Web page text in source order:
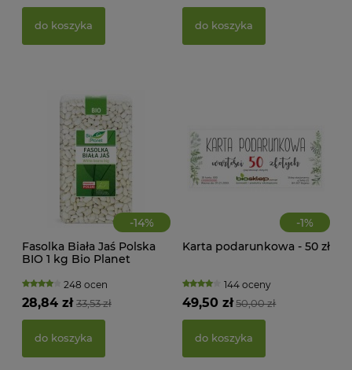
do koszyka do koszyka
-14%
Fasolka Biała Jaś Polska
BIO 1 kg Bio Planet
248 ocen
33,53 zł
28,84 zł
do koszyka
-1%
Karta podarunkowa - 50 zł
144 oceny
50,00 zł
49,50 zł
do koszyka